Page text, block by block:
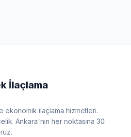
İlaçlama
ekonomik ilaçlama hizmetleri.
Ankara'nın her noktasına 30